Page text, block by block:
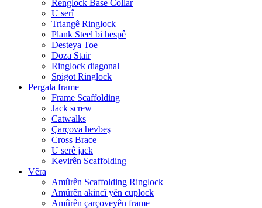
Renglock Base Collar
U serî
Triangê Ringlock
Plank Steel bi hespê
Desteya Toe
Doza Stair
Ringlock diagonal
Spigot Ringlock
Pergala frame
Frame Scaffolding
Jack screw
Catwalks
Çarçova hevbeş
Cross Brace
U serê jack
Kevirên Scaffolding
Vêra
Amûrên Scaffolding Ringlock
Amûrên akincî yên cuplock
Amûrên çarçoveyên frame